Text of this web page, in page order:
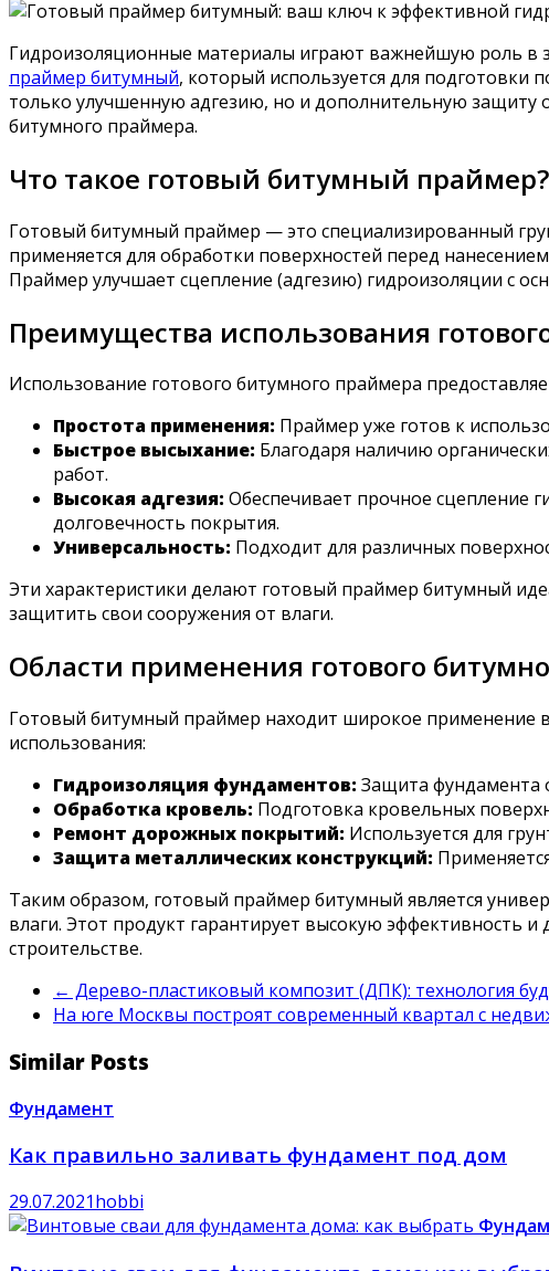
Гидроизоляционные материалы играют важнейшую роль в
праймер битумный, который используется для подготовки
только улучшенную адгезию, но и дополнительную защиту
битумного праймера.
Что такое готовый битумный праймер?
Готовый битумный праймер — это специализированный
применяется для обработки поверхностей перед
Праймер улучшает сцепление (адгезию) гидроизоляции с
Преимущества использования
Использование готового битумного праймера
Простота применения: Праймер уже готов к
Быстрое высыхание: Благодаря наличию
работ.
Высокая адгезия: Обеспечивает прочное сцепление
долговечность покрытия.
Универсальность: Подходит для различных
Эти характеристики делают готовый праймер битумный
защитить свои сооружения от влаги.
Области применения готового
Готовый битумный праймер находит широкое применение
использования:
Гидроизоляция фундаментов: Защита фундамента
Обработка кровель: Подготовка кровельных
Ремонт дорожных покрытий: Используется для
Защита металлических конструкций:
Таким образом, готовый праймер битумный является
влаги. Этот продукт гарантирует высокую
строительстве.
← Дерево-пластиковый композит (ДПК): технология
На юге Москвы построят современный квартал с
Similar Posts
Фундамент
Как правильно заливать фундамент под дом
29.07.2021hobbi